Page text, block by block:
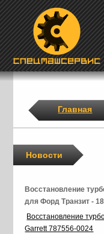
Главная
Новости
Восстановление
для Форд Транзит -
Восстановление
Garrett 787556-0024